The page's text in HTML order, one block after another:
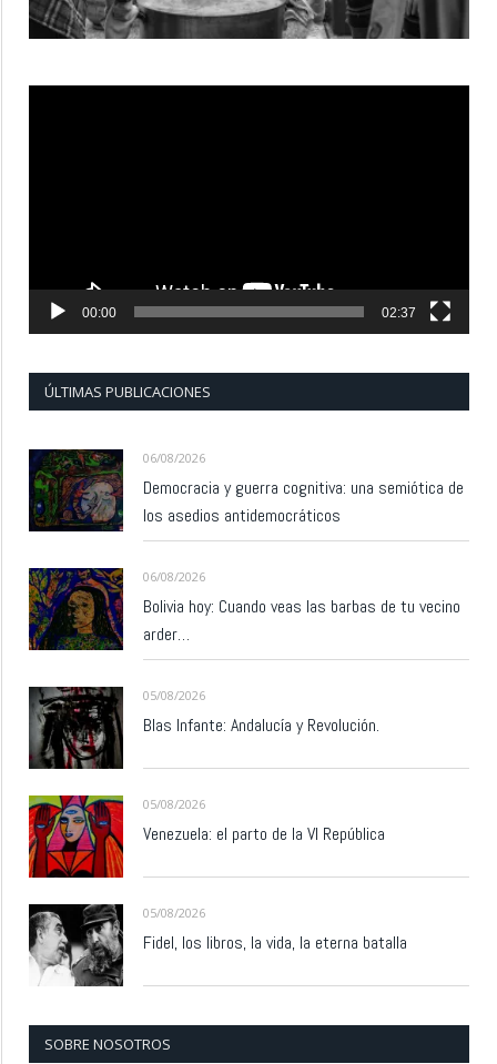
00:00 02:37
ÚLTIMAS PUBLICACIONES
06/08/2026
Democracia y guerra cognitiva: una semiótica de
los asedios antidemocráticos
06/08/2026
Bolivia hoy: Cuando veas las barbas de tu vecino
arder…
05/08/2026
Blas Infante: Andalucía y Revolución.
05/08/2026
Venezuela: el parto de la VI República
05/08/2026
Fidel, los libros, la vida, la eterna batalla
SOBRE NOSOTROS